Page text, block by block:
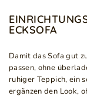
ECKSOFA
Damit das Sofa gut
passen, ohne
ruhiger Teppich, ein
ergänzen den Look,